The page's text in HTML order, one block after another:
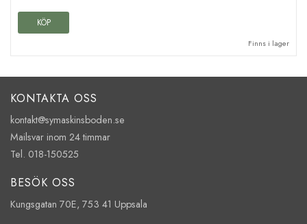
KÖP
Finns i lager
KONTAKTA OSS
kontakt@symaskinsboden.se
Mailsvar inom 24 timmar
Tel. 018-150525
BESÖK OSS
Kungsgatan 70E, 753 41 Uppsala